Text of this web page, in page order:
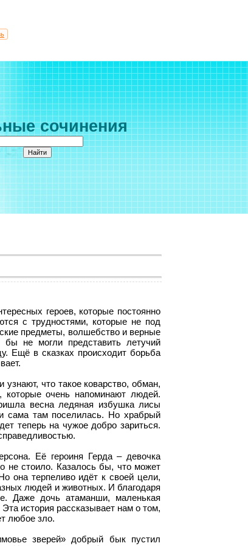
сочинения
героев, которые постоянно
с трудностями, которые не под
предметы, волшебство и верные
не могли представить летучий
Ещё в сказках происходит борьба
узнают, что такое коварство, обман,
которые очень напоминают людей.
весна ледяная избушка лисы
сама там поселилась. Но храбрый
теперь на чужое добро зариться.
Её героиня Герда – девочка
не стоило. Казалось бы, что может
она терпеливо идёт к своей цели,
людей и животных. И благодаря
Даже дочь атаманши, маленькая
история рассказывает нам о том,
любое зло.
зверей» добрый бык пустил